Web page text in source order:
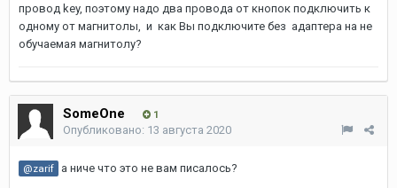
провод key, поэтому надо два провода от кнопок подключить к
одному от магнитолы, и как Вы подключите без адаптера на не
обучаемая магнитолу?
SomeOne 1
Опубликовано: 13 августа 2020
@zarif а ниче что это не вам писалось?